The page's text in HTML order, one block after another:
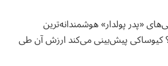
«پدر پولدار» هوشمندانه‌ترین
کیوساکی پیش‌بینی می‌کند ارزش آن طی